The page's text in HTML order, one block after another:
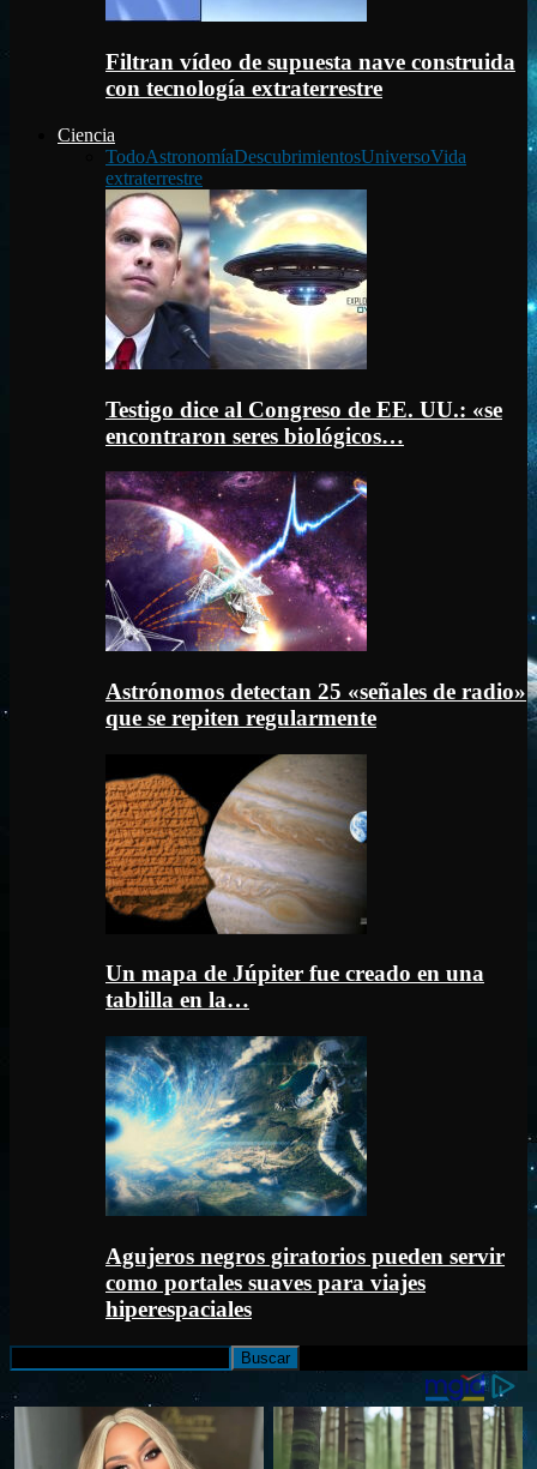
Filtran vídeo de supuesta nave construida
con tecnología extraterrestre
Ciencia
TodoAstronomíaDescubrimientosUniversoVida
extraterrestre
Testigo dice al Congreso de EE. UU.: «se
encontraron seres biológicos…
Astrónomos detectan 25 «señales de radio»
que se repiten regularmente
Un mapa de Júpiter fue creado en una
tablilla en la…
Agujeros negros giratorios pueden servir
como portales suaves para viajes
hiperespaciales